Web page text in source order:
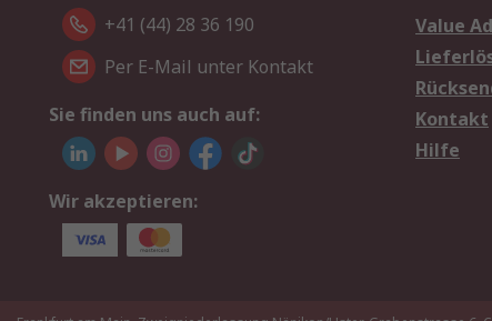
+41 (44) 28 36 190
Per E-Mail unter Kontakt
Sie finden uns auch auf:
Wir akzeptieren:
Value
Kontakt
Hilfe